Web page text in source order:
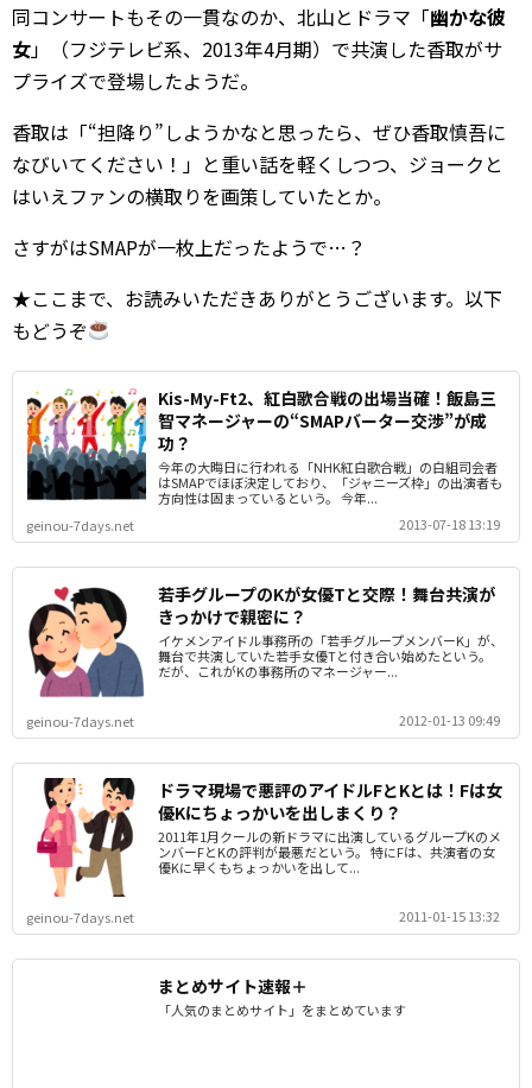
同コンサートもその一貫なのか、北山とドラマ「幽かな彼
女」（フジテレビ系、2013年4月期）で共演した香取がサ
プライズで登場したようだ。
香取は「“担降り”しようかなと思ったら、ぜひ香取慎吾に
なびいてください！」と重い話を軽くしつつ、ジョークと
はいえファンの横取りを画策していたとか。
さすがはSMAPが一枚上だったようで…？
★ここまで、お読みいただきありがとうございます。以下
もどうぞ
Kis-My-Ft2、紅白歌合戦の出場当確！飯島三
智マネージャーの“SMAPバーター交渉”が成
功？
今年の大晦日に行われる「NHK紅白歌合戦」の白組司会者
はSMAPでほぼ決定しており、「ジャニーズ枠」の出演者も
方向性は固まっているという。 今年...
geinou-7days.net
2013-07-18 13:19
若手グループのKが女優Tと交際！舞台共演が
きっかけで親密に？
イケメンアイドル事務所の「若手グループメンバーK」が、
舞台で共演していた若手女優Tと付き合い始めたという。
だが、これがKの事務所のマネージャー...
geinou-7days.net 2012-01-13 09:49
ドラマ現場で悪評のアイドルFとKとは！Fは女
優Kにちょっかいを出しまくり？
2011年1月クールの新ドラマに出演しているグループKのメ
ンバーFとKの評判が最悪だという。 特にFは、共演者の女
優Kに早くもちょっかいを出して...
geinou-7days.net 2011-01-15 13:32
まとめサイト速報＋
「人気のまとめサイト」をまとめています